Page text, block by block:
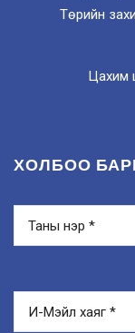
Төрийн
Цахим
ХОЛБОО